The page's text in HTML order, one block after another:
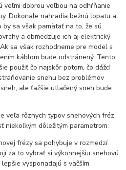
veľmi dobrou voľbou na odhŕňanie
Dokonale nahradia bežnú lopatu a
sa však pamätať na to, že sú
a obmedzuje ich aj elektrický
sa však rozhodneme pre model s
káblom bude odstránený. Tento
použiť čo najskôr potom, čo dážď
snehu bez problémov
ale ťažšie utlačený sneh bude
veľa rôznych typov snehových fréz,
niekoľkým dôležitým parametrom:
frézy sa pohybuje v rozmedzí
za to vybrať si výkonnejšiu snehovú
vysporiadajú s väčším